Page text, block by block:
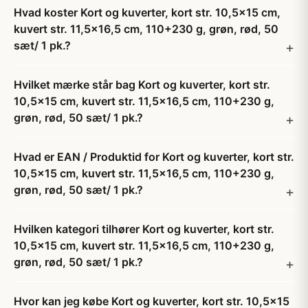
Hvad koster Kort og kuverter, kort str. 10,5x15 cm,
kuvert str. 11,5x16,5 cm, 110+230 g, grøn, rød, 50
sæt/ 1 pk.?
Hvilket mærke står bag Kort og kuverter, kort str.
10,5x15 cm, kuvert str. 11,5x16,5 cm, 110+230 g,
grøn, rød, 50 sæt/ 1 pk.?
Hvad er EAN / Produktid for Kort og kuverter, kort str.
10,5x15 cm, kuvert str. 11,5x16,5 cm, 110+230 g,
grøn, rød, 50 sæt/ 1 pk.?
Hvilken kategori tilhører Kort og kuverter, kort str.
10,5x15 cm, kuvert str. 11,5x16,5 cm, 110+230 g,
grøn, rød, 50 sæt/ 1 pk.?
Hvor kan jeg købe Kort og kuverter, kort str. 10,5x15